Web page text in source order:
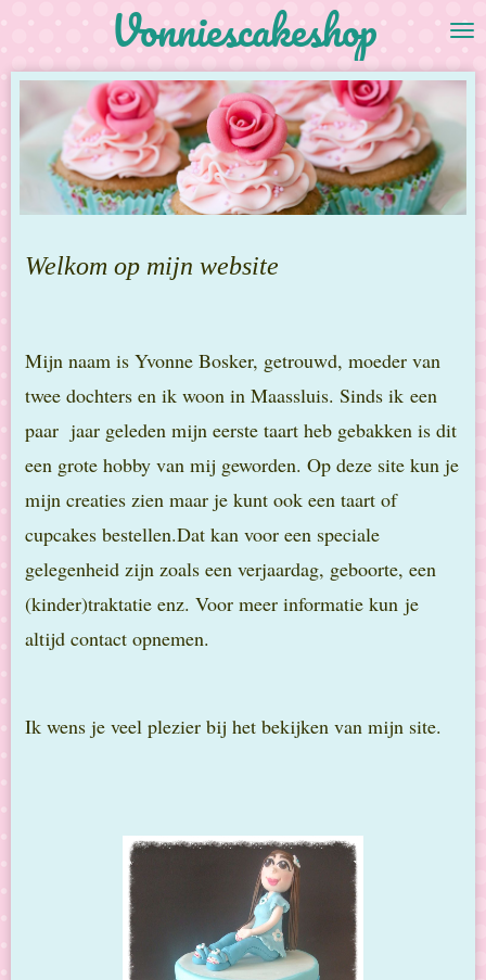
naar
hoofdinhoud
Vonniescakeshop
Welkom op mijn website
Mijn naam is Yvonne Bosker, getrouwd, moeder van
twee dochters en ik woon in Maassluis. Sinds ik een
paar jaar geleden mijn eerste taart heb gebakken is dit
een grote hobby van mij geworden. Op deze site kun je
mijn creaties zien maar je kunt ook een taart of
cupcakes bestellen.Dat kan voor een speciale
gelegenheid zijn zoals een verjaardag, geboorte, een
(kinder)traktatie enz. Voor meer informatie kun je
altijd contact opnemen.
Ik wens je veel plezier bij het bekijken van mijn site.